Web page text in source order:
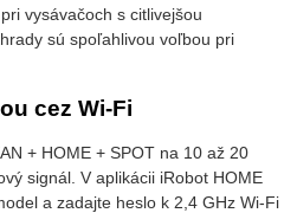
vysávačoch s citlivejšou
sú spoľahlivou voľbou pri
cez Wi-Fi
+ HOME + SPOT na 10 až 20
signál. V aplikácii iRobot HOME
a zadajte heslo k 2,4 GHz Wi-Fi